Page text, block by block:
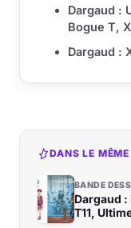
Dargaud :
Bogue T,
Dargaud :
DANS LE
BANDE
Dargaud :
T11,